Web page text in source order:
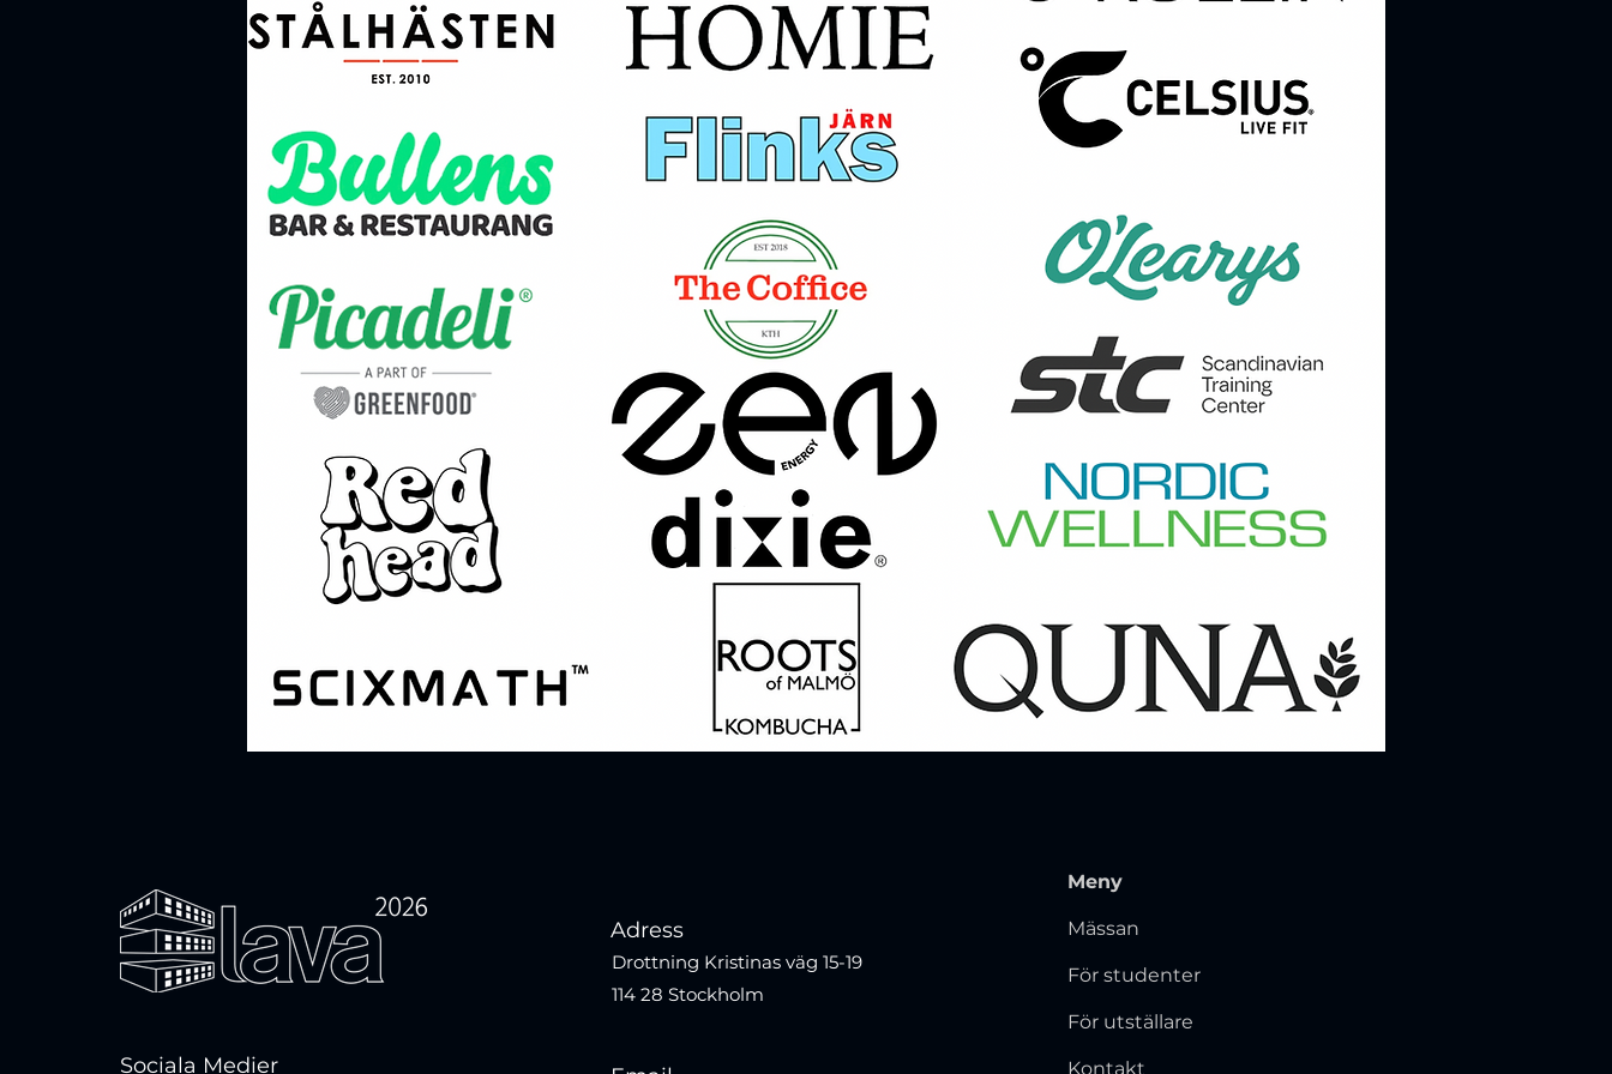
Sociala Medier
Adress
Drottning Kristinas väg 15-19
114 28 Stockholm
Meny
Mässan
För studenter
För utställare
Kontakt